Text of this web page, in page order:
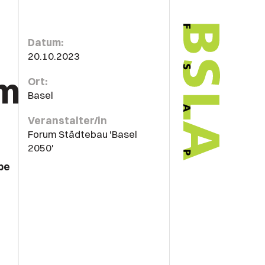
Datum:
20.10.2023
Ort:
Basel
Veranstalter/in
Forum Städtebau 'Basel
2050'